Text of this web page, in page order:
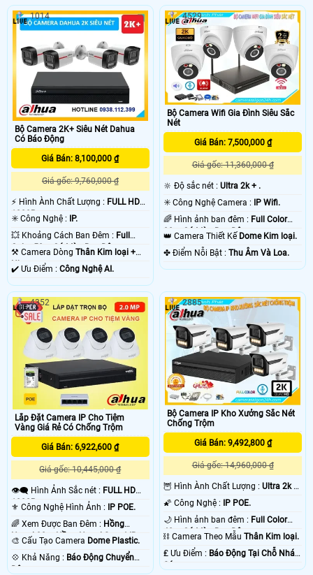
Bộ Camera 2K+ Siêu Nét Dahua
Có Báo Động
Giá Bán: 8,100,000 ₫
Giá gốc: 9,760,000 ₫
️⚡ Hình Ành Chất Lượng : FULL HD
1080P .
✳️ Công Nghệ : IP.
💥 Khoảng Cách Ban Đêm : Full
Color 50m Có Màu Ban Ðêm.
⚒ Camera Dòng Thân Kim loại +
Nhựa.
️✔️ Ưu Điểm : Công Nghệ AI.
1014
Bộ Camera Wifi Gia Đình Siêu Sắc
Nét
Giá Bán: 7,500,000 ₫
Giá gốc: 11,360,000 ₫
🔆 Độ sắc nét :Ultra 2k + .
✳️ Công Nghệ Camera :
IP Wifi.
🌈 Hình ảnh ban đêm : Full Color
30m Có Màu Ban Ðêm.
👑 Camera Thiết Kế Dome Kim loại.
️✤ Điểm Nỗi Bật :Thu Âm Và Loa.
4529
Lắp Đặt Camera IP Cho Tiệm
Vàng Giá Rẻ Có Chống Trộm
Giá Bán: 6,922,600 ₫
Giá gốc: 10,445,000 ₫
👁️‍🗨 Hình Ảnh Sắc nét : FULL HD
1080P .
⚜️ Công Nghệ Hình Ảnh : IP POE.
🌈 Xem Được Ban Đêm : Hồng
Ngoại 30m Hồng Ngoại Smart IR.
🎨 Cấu Tạo Camera Dome Plastic.
️💠 Khả Năng : Báo Động Chuyển
Động.
4352
Bộ Camera IP Kho Xưởng Sắc Nét
Chống Trộm
Giá Bán: 9,492,800 ₫
Giá gốc: 14,960,000 ₫
🦉 Hình Ành Chất Lượng :Ultra 2k +
🌠 Công Nghệ : IP POE.
🌙 Hình ảnh ban đêm : Full Color
40m Có Màu Ban Ðêm.
⛓ Camera Theo MẫuThân Kim loại.
️₤ Ưu Điểm : Báo Động Tại Chỗ Nháy
Sáng.
2885